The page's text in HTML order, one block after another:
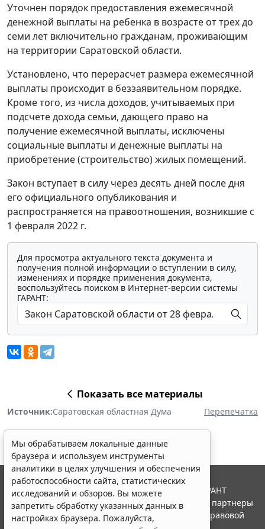
Уточнен порядок предоставления ежемесячной
денежной выплаты на ребенка в возрасте от трех до
семи лет включительно гражданам, проживающим
на территории Саратовской области.
Установлено, что перерасчет размера ежемесячной
выплаты происходит в беззаявительном порядке.
Кроме того, из числа доходов, учитываемых при
подсчете дохода семьи, дающего право на
получение ежемесячной выплаты, исключены
социальные выплаты и денежные выплаты на
приобретение (строительство) жилых помещений.
Закон вступает в силу через десять дней после дня
его официального опубликования и
распространяется на правоотношения, возникшие с
1 февраля 2022 г.
Для просмотра актуального текста документа и
получения полной информации о вступлении в силу,
изменениях и порядке применения документа,
воспользуйтесь поиском в Интернет-версии системы
ГАРАНТ:
Показать все материалы
Источник:Саратовская областная Дума Перепечатка
Мы обрабатываем локальные данные
браузера и используем инструменты
аналитики в целях улучшения и обеспечения
работоспособности сайта, статистических
исследований и обзоров. Вы можете
запретить обработку указанных данных в
настройках браузера. Пожалуйста,
© ООО "НПП "ГАРАНТ-СЕРВИС", 2026. Система ГАРАНТ
выпускается с 1990 года. Компания "Гарант" и ее партнеры
являются участниками Российской ассоциации правовой